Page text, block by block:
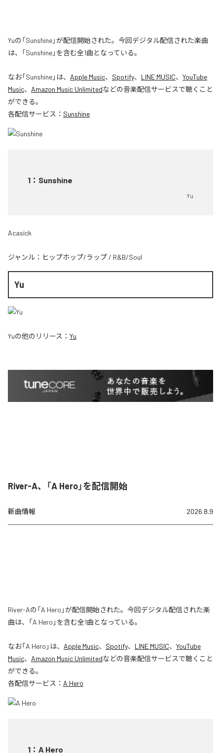
Yuの「Sunshine」が配信開始された。今回デジタル配信された楽曲
は、「Sunshine」を含む全1曲となっている。
なお「Sunshine」は、 Apple Music、 Spotify、 LINE MUSIC、 YouTube
Music、 Amazon Music Unlimitedなどの音楽配信サービスで聴くこと
ができる。
各配信サービス： Sunshine
1 ： Sunshine
Yu
Acasick
ジャンル： ヒップホップ/ラップ / R&B/Soul
Yu
Yuの他のリリース： Yu
River-A、「A Hero」を配信開始
新曲情報 2026.8.9
River-Aの「A Hero」が配信開始された。今回デジタル配信された楽
曲は、「A Hero」を含む全1曲となっている。
なお「A Hero 」は、 Apple Music、 Spotify、 LINE MUSIC、 YouTube
Music、 Amazon Music Unlimitedなどの音楽配信サービスで聴くこと
ができる。
各配信サービス： A Hero
1 ： A Hero